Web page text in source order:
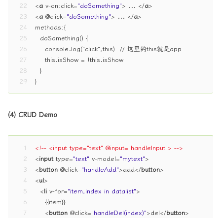
22
23
24
25
26
27
28
29
<a v-on:click="doSomething"> ... </a>
<a @click="doSomething"> ... </a>
methods:{
  doSomething() {
    console.log("click",this)  // 这里的this就是app
    this.isShow = !this.isShow
  }
}
(4) CRUD Demo
1
2
3
4
5
6
7
<!-- <input type="text" @input="handleInput"> -->
<input type="text" v-model="mytext">
<button @click="handleAdd">add</button>
<ul>
<li v-for="item,index in datalist">
    {{item}}
<button @click="handleDel(index)">del</button>